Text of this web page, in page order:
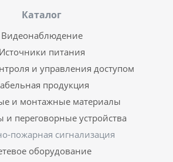
Каталог
Видеонаблюдение
Источники питания
и управления доступом
продукция
и монтажные материалы
переговорные устройства
пожарная сигнализация
оборудование